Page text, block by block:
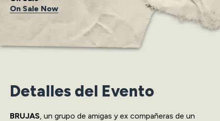
On Sale Now
Detalles del Evento
BRUJAS , un grupo de amigas y ex compañeras de un